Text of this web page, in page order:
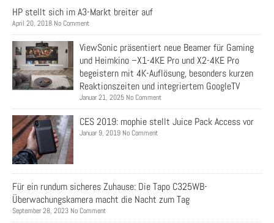
HP stellt sich im A3-Markt breiter auf
April 20, 2018 No Comment
ViewSonic präsentiert neue Beamer für Gaming
und Heimkino –X1-4KE Pro und X2-4KE Pro
begeistern mit 4K-Auflösung, besonders kurzen
Reaktionszeiten und integriertem GoogleTV
Januar 21, 2025 No Comment
CES 2019: mophie stellt Juice Pack Access vor
Januar 9, 2019 No Comment
Für ein rundum sicheres Zuhause: Die Tapo C325WB-
Überwachungskamera macht die Nacht zum Tag
September 28, 2023 No Comment